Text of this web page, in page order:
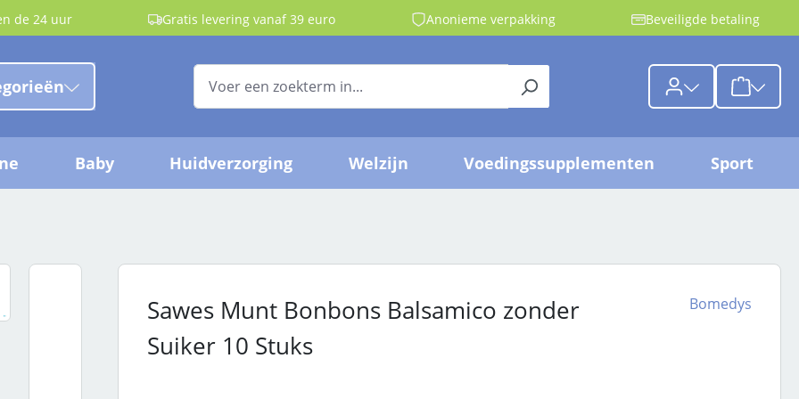
de 24 uur Gratis levering vanaf 39 euro Anonieme verpakking Beveiligde betaling
{1}De
Baby Huidverzorging Welzijn Voedingssupplementen Sport
Sawes Munt Bonbons Balsamico zonder
Suiker 10 Stuks
Bomedys